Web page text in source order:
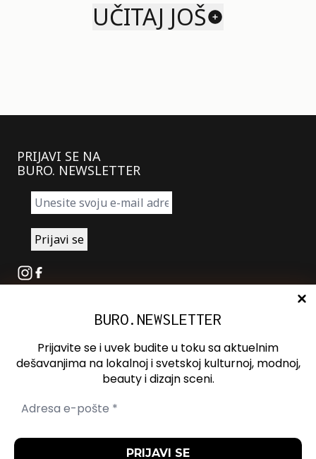
UČITAJ JOŠ
PRIJAVI SE NA
BURO. NEWSLETTER
Instagram
Facebook
Oglašavanje
Kontakt
Spotify
BURO.NEWSLETTER
Prijavite se i uvek budite u toku sa aktuelnim
dešavanjima na lokalnoj i svetskoj kulturnoj, modnoj,
beauty i dizajn sceni.